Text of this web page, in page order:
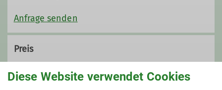
Anfrage senden
Preis
140€
Diese Website verwendet Cookies